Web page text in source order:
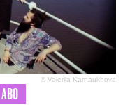
© Valeriia Karnaukhova
ABO